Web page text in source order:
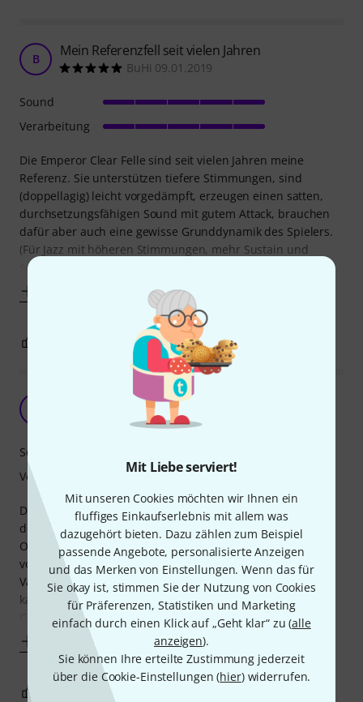
Mit Liebe serviert!
Mit unseren Cookies möchten wir Ihnen ein
fluffiges Einkaufserlebnis mit allem was
dazugehört bieten. Dazu zählen zum Beispiel
passende Angebote, personalisierte Anzeigen
und das Merken von Einstellungen. Wenn das für
Sie okay ist, stimmen Sie der Nutzung von Cookies
für Präferenzen, Statistiken und Marketing
einfach durch einen Klick auf „Geht klar“ zu (alle
anzeigen).
Sie können Ihre erteilte Zustimmung jederzeit
über die Cookie-Einstellungen (hier) widerrufen.
B Mein Referenzfell seit vielen Jahren
BuHi 09.01.2019
Die Emperor Clear Felle sind seit vielen Jahren meine
Referenz. Sie unterstützen tiefere Stimmungen, sind
(doppellagig) leicht vorgedämpft, erzeugen einen satten,
durchsetzungsfähigen Sound mit gutem Attack, brauchen
dafür aber auch eine gewisse Grunddynamik des Spielers.
(Für Jazz mit höheren Stimmungen, mehr Sustain und
softerem Anschlag würde ich sie übrigens
Sound
Verarbeitung
BEWERTUNG MELDEN
Der Standard bei doppellagigen Fellen
O.S. 17.02.2016
Die Emperor Clear sind für mich der Standard bei
doppellagigen Fellen, sie haben ein gutmütiges
Obertonverhalten und lassen sich (gute Stimmung
vorausgesetzt) ohne jede Dämpfung spielen. Die Clear
Variante hat ordentlich Attack, wer es etwas weicher mag,
kann die White Suede-Variante probieren. Einzig von der
Coated-Variante muss ich abraten, das Remo Coating ist
Mehr anzeigen
Sound
Verarbeitung